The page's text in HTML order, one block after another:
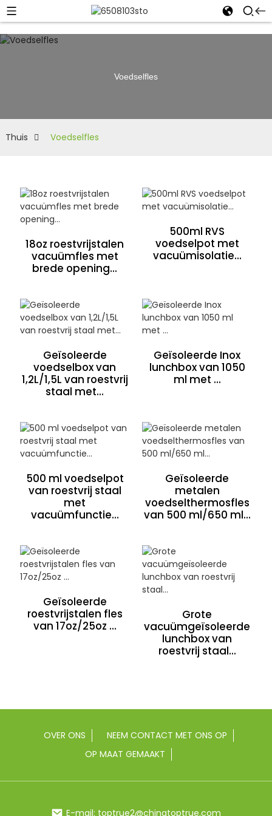
Voedselfles
Thuis Voedselfles
18oz roestvrijstalen
vacuümfles met
brede opening...
500ml RVS
voedselpot met
vacuümisolatie...
Geïsoleerde
voedselbox van
1,2L/1,5L van roestvrij
staal met...
Geïsoleerde Inox
lunchbox van 1050
ml met ...
500 ml voedselpot
van roestvrij staal
met
vacuümfunctie...
Geïsoleerde
metalen
voedselthermosfles
van 500 ml/650 ml...
Geïsoleerde
roestvrijstalen fles
van 17oz/25oz ...
Grote
vacuümgeïsoleerde
lunchbox van
roestvrij staal...
OVER ONS
NEEM CONTACT MET ONS OP
OP MAAT GEMAAKT
E-mail: toptrue2@chinatoptrue.com